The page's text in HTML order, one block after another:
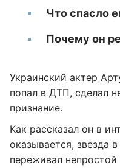
Что спасло
Почему он
Украинский актер
попал в ДТП, сделал
признание.
Как рассказал он в
оказывается, звезда
переживал